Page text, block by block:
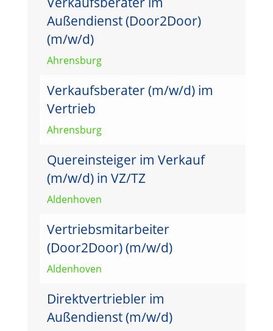
Außendienst (Door2Door)
(m/w/d)
Ahrensburg
Verkaufsberater (m/w/d) im
Vertrieb
Ahrensburg
Quereinsteiger im Verkauf
(m/w/d) in VZ/TZ
Aldenhoven
Vertriebsmitarbeiter
(Door2Door) (m/w/d)
Aldenhoven
Direktvertriebler im
Außendienst (m/w/d)